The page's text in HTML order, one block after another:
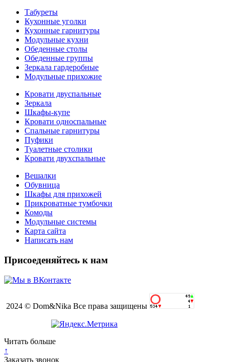
Табуреты
Кухонные уголки
Кухонные гарнитуры
Модульные кухни
Обеденные столы
Обеденные группы
Зеркала гардеробные
Модульные прихожие
Кровати двуспальные
Зеркала
Шкафы-купе
Кровати односпальные
Спальные гарнитуры
Пуфики
Туалетные столики
Кровати двухспальные
Вешалки
Обувница
Шкафы для прихожей
Прикроватные тумбочки
Комоды
Модульные системы
Карта сайта
Написать нам
Присоеденяйтесь к нам
2024 © Dom&Nika Все права защищены
Читать больше
↑
Заказать звонок